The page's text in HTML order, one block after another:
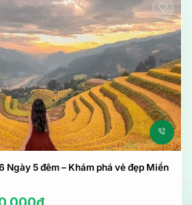
Ngày 5 đêm – Khám phá vẻ đẹp Miền
Giá